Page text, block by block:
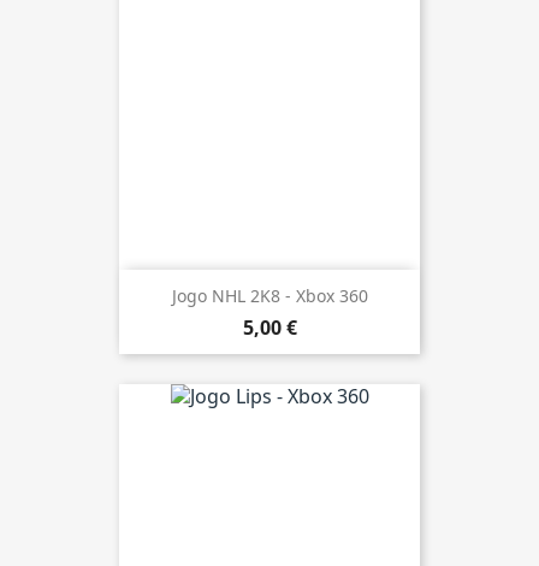
Jogo NHL 2K8 - Xbox 360
5,00 €